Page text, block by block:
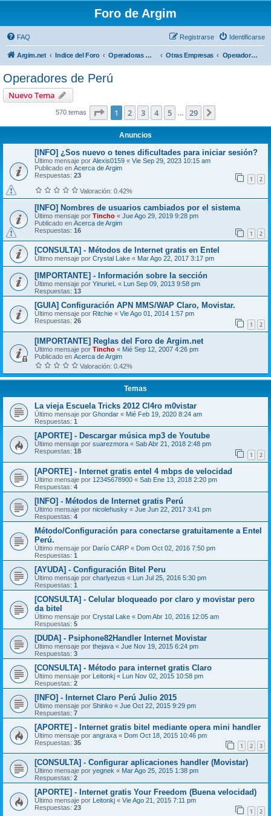
Foro de Argim
FAQ Identificarse
Registrarse
Argim.net Indice del Foro Operadoras Móviles Otras Empresas Operadores de Perú
Operadores de Perú
Nuevo Tema
570 temas Página de 29
1 2 3 4 5 29
Anuncios
[INFO] ¿Sos nuevo o tenes dificultades para iniciar sesión?
Último mensaje por Alexis0159 « Vie Sep 29, 2023 10:15 am
Publicado en Acerca de Argim
Respuestas: 23 1 2
Valoración: 0.42%
[INFO] Nombres de usuarios cambiados por el sistema
Último mensaje por Tincho « Jue Ago 29, 2019 9:28 pm
Publicado en Acerca de Argim
Respuestas: 16 1 2
[CONSULTA] - Métodos de Internet gratis en Entel
Último mensaje por Crystal Lake « Mar Ago 22, 2017 3:17 pm
[IMPORTANTE] - Información sobre la sección
Último mensaje por YinurieL «
Lun Sep 09, 2013 9:58 pm
Respuestas: 13
[GUIA] Configuración APN MMS/WAP Claro, Movistar.
Último mensaje por Ritchie « Vie Ago 01, 2014 1:57 pm
Respuestas: 26 1 2
[IMPORTANTE] Reglas del Foro de Argim.net
Último mensaje por Tincho « Mié Sep 12, 2007 4:26 pm
Publicado en Acerca de Argim
Valoración: 0.42%
Temas
La vieja Escuela Tricks 2012 Cl4ro m0vistar
Último mensaje por Ghondar « Mié Feb 19, 2020 8:24 am
Respuestas: 1
[APORTE] - Descargar música mp3 de Youtube
Último mensaje por suarezmora « Sab Abr 21, 2018 2:48 pm
Respuestas: 18 1 2
[APORTE] - Internet gratis entel 4 mbps de velocidad
Último mensaje por 12345678900 « Sab Ene 13, 2018 2:20 pm
Respuestas: 4
[INFO] - Métodos de Internet gratis Perú
Último mensaje por nicolehusky « Jue Jun 22, 2017 3:41 pm
Respuestas: 4
Método/Configuración para conectarse gratuitamente a Entel
Perú.
Último mensaje por Darío CARP « Dom Oct 02, 2016 7:50 pm
Respuestas: 1
[AYUDA] - Configuración Bitel Peru
Último mensaje por charlyezus « Lun Jul 25, 2016 5:30 pm
Respuestas: 1
[CONSULTA] - Celular bloqueado por claro y movistar pero
da bitel
Último mensaje por Crystal Lake « Dom Abr 10, 2016 12:05 am
Respuestas: 5
[DUDA] - Psiphone82Handler Internet Movistar
Último mensaje por thejava « Jue Nov 19, 2015 6:24 pm
Respuestas: 3
[CONSULTA] - Método para internet gratis Claro
Último mensaje por Leitonkj « Lun Nov 02, 2015 10:58 pm
Respuestas: 2
[INFO] - Internet Claro Perú Julio 2015
Último mensaje por Shinko « Jue Oct 22, 2015 9:29 pm
Respuestas: 7
[APORTE] - Internet gratis bitel mediante opera mini handler
Último mensaje por angraxa « Dom Oct 18, 2015 10:46 pm
Respuestas: 35 1 2 3
[CONSULTA] - Configurar aplicaciones handler (Movistar)
Último mensaje por yegnek « Mar Ago 25, 2015 1:38 pm
Respuestas: 2
[APORTE] - Internet gratis Your Freedom (Buena velocidad)
Último mensaje por Leitonkj « Vie Ago 21, 2015 7:11 pm
Respuestas: 23 1 2